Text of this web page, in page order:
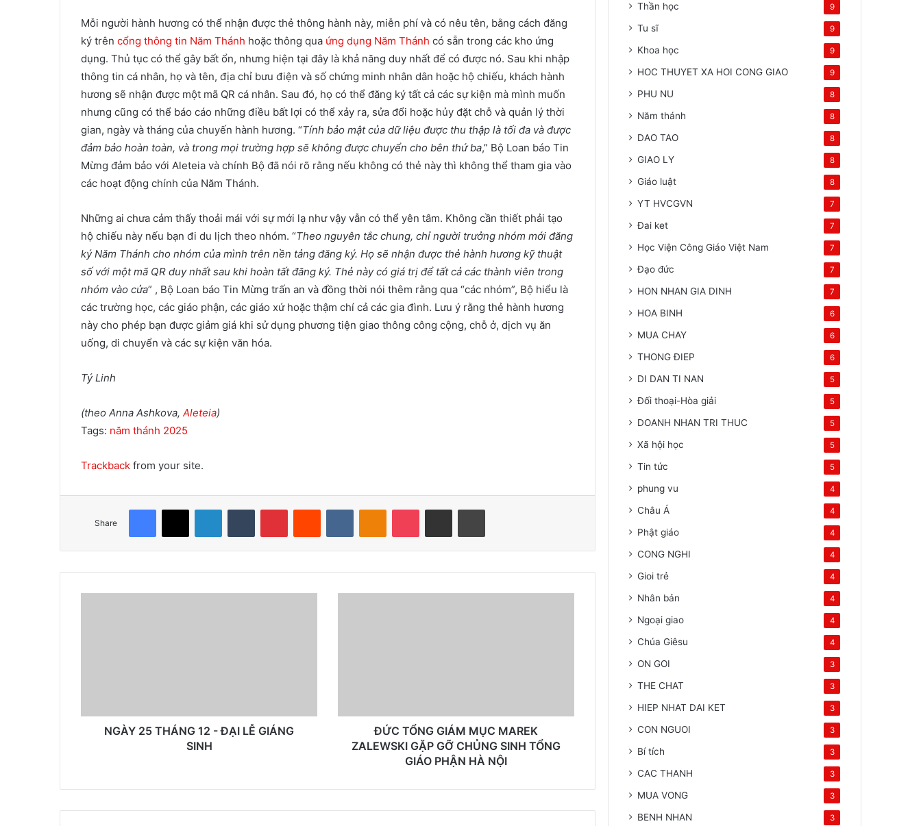
Mỗi người hành hương có thể nhận được thẻ thông hành này, miễn phí và có nêu tên, bằng cách đăng
ký trên cổng thông tin Năm Thánh hoặc thông qua ứng dụng Năm Thánh có sẵn trong các kho ứng
dụng. Thủ tục có thể gây bất ổn, nhưng hiện tại đây là khả năng duy nhất để có được nó. Sau khi nhập
thông tin cá nhân, họ và tên, địa chỉ bưu điện và số chứng minh nhân dân hoặc hộ chiếu, khách hành
hương sẽ nhận được một mã QR cá nhân. Sau đó, họ có thể đăng ký tất cả các sự kiện mà mình muốn
nhưng cũng có thể báo cáo những điều bất lợi có thể xảy ra, sửa đổi hoặc hủy đặt chỗ và quản lý thời
gian, ngày và tháng của chuyến hành hương. “Tính bảo mật của dữ liệu được thu thập là tối đa và được
đảm bảo hoàn toàn, và trong mọi trường hợp sẽ không được chuyển cho bên thứ ba,” Bộ Loan báo Tin
Mừng đảm bảo với Aleteia và chính Bộ đã nói rõ rằng nếu không có thẻ này thì không thể tham gia vào
các hoạt động chính của Năm Thánh.
Những ai chưa cảm thấy thoải mái với sự mới lạ như vậy vẫn có thể yên tâm. Không cần thiết phải tạo
hộ chiếu này nếu bạn đi du lịch theo nhóm. “Theo nguyên tắc chung, chỉ người trưởng nhóm mới đăng
ký Năm Thánh cho nhóm của mình trên nền tảng đăng ký. Họ sẽ nhận được thẻ hành hương kỹ thuật
số với một mã QR duy nhất sau khi hoàn tất đăng ký. Thẻ này có giá trị để tất cả các thành viên trong
nhóm vào cửa” , Bộ Loan báo Tin Mừng trấn an và đồng thời nói thêm rằng qua “các nhóm”, Bộ hiểu là
các trường học, các giáo phận, các giáo xứ hoặc thậm chí cả các gia đình. Lưu ý rằng thẻ hành hương
này cho phép bạn được giảm giá khi sử dụng phương tiện giao thông công cộng, chỗ ở, dịch vụ ăn
uống, di chuyển và các sự kiện văn hóa.
Tý Linh
(theo Anna Ashkova, Aleteia)
Tags: năm thánh 2025
Trackback from your site.
Share
NGÀY 25 THÁNG 12 - ĐẠI LỄ GIÁNG
SINH
ĐỨC TỔNG GIÁM MỤC MAREK
ZALEWSKI GẶP GỠ CHỦNG SINH TỔNG
GIÁO PHẬN HÀ NỘI
Thần học 9
Tu sĩ 9
Khoa học 9
HOC THUYET XA HOI CONG GIAO 9
PHU NU 8
Năm thánh 8
DAO TAO 8
GIAO LY 8
Giáo luật 8
YT HVCGVN 7
Đai ket 7
Học Viện Công Giáo Việt Nam 7
Đạo đức 7
HON NHAN GIA DINH 7
HOA BINH 6
MUA CHAY 6
THONG ĐIEP 6
DI DAN TI NAN 5
Đối thoại-Hòa giải 5
DOANH NHAN TRI THUC 5
Xã hội học 5
Tin tức 5
phung vu 4
Châu Á 4
Phật giáo 4
CONG NGHI 4
Gioi trẻ 4
Nhân bản 4
Ngoại giao 4
Chúa Giêsu 4
ON GOI 3
THE CHAT 3
HIEP NHAT DAI KET 3
CON NGUOI 3
Bí tích 3
CAC THANH 3
MUA VONG 3
BENH NHAN 3